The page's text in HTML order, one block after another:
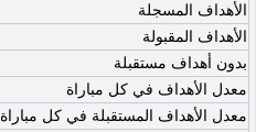
الأهداف المسجلة
الأهداف المقبولة
بدون أهداف مستقبلة
معدل الأهداف في كل مباراة
معدل الأهداف المستقبلة في كل مباراة